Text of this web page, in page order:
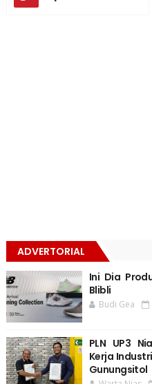
ADVERTORIAL
Ini Dia
Blibli
Budi Gea
PLN UP3
Kerja
Gunungsitol